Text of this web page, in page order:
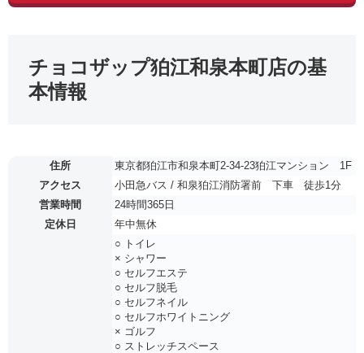
チョコザップ狛江和泉本町店の基
本情報
住所
東京都狛江市和泉本町2-34-23狛江マンション 1F
アクセス
小田急バス / 和泉狛江消防署前 下車 徒歩1分
営業時間
24時間365日
定休日
年中無休
○ トイレ
× シャワー
○ セルフエステ
○ セルフ脱毛
○ セルフネイル
○ セルフホワイトニング
× ゴルフ
○ ストレッチスペース